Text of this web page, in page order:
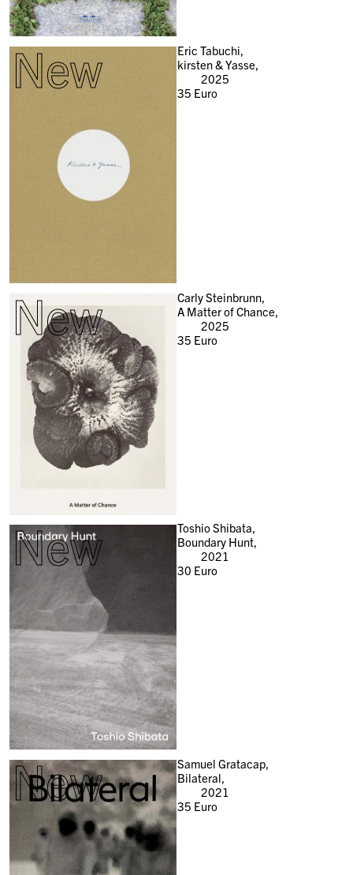
New
Eric Tabuchi,
kirsten & Yasse,
2025
35 Euro
New
Carly Steinbrunn,
A Matter of Chance,
2025
35 Euro
New
Toshio Shibata,
Boundary Hunt,
2021
30 Euro
New
Samuel Gratacap,
Bilateral,
2021
35 Euro